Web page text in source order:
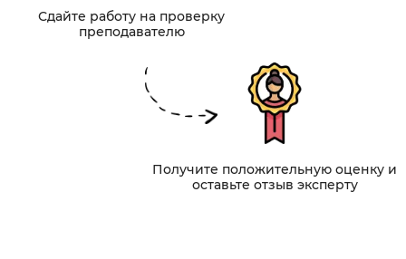
Сдайте работу на проверку
преподавателю
Получите положительную оценку и
оставьте отзыв эксперту